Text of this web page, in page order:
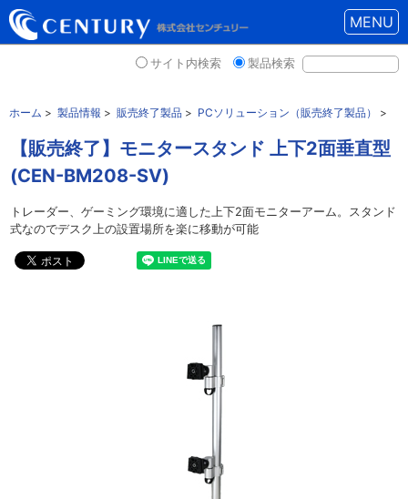
MENU
サイト内検索 製品検索
ホーム > 製品情報 > 販売終了製品 > PCソリューション（販売終了製品） >
【販売終了】モニタースタンド 上下2面垂直型
(CEN-BM208-SV)
トレーダー、ゲーミング環境に適した上下2面モニターアーム。スタンド
式なのでデスク上の設置場所を楽に移動が可能